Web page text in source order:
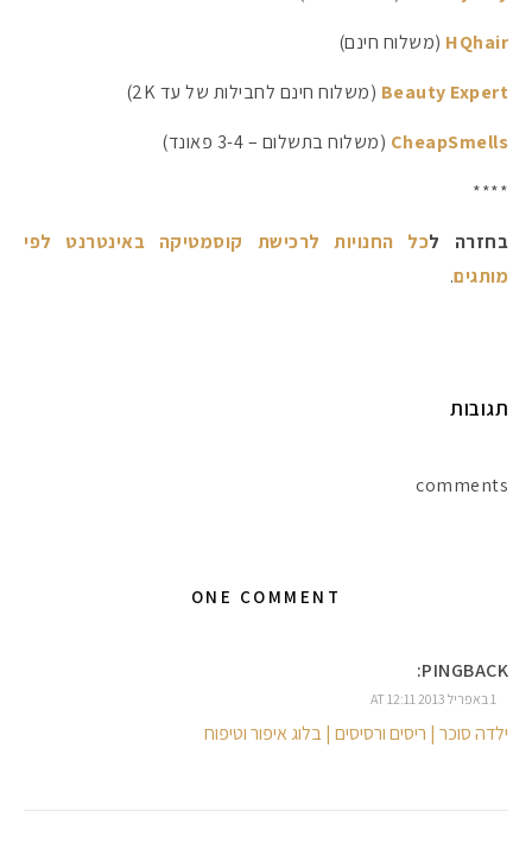
HQhair (משלוח חינם)
Beauty Expert (משלוח חינם לחבילות של עד 2K)
CheapSmells (משלוח בתשלום – 3-4 פאונד)
****
בחזרה לכל החנויות לרכישת קוסמטיקה באינטרנט לפי
מותגים.
תגובות
comments
ONE COMMENT
PINGBACK:
1 באפריל 2013 AT 12:11
ילדה סוכר | ריסים ורסיסים | בלוג איפור וטיפוח